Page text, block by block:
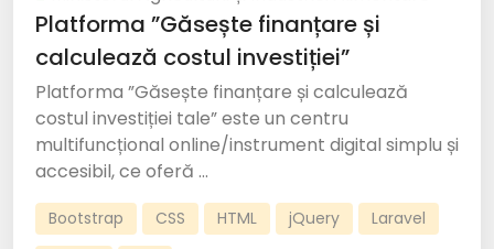
Platforma ”Găsește finanțare și
calculează costul investiției”
Platforma ”Găsește finanțare și calculează
costul investiției tale” este un centru
multifuncțional online/instrument digital simplu și
accesibil, ce oferă ...
Bootstrap CSS HTML jQuery
Laravel